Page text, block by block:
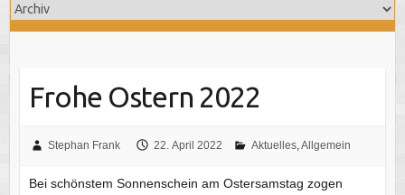
Frohe Ostern 2022
Stephan Frank 22. April 2022 Aktuelles,Allgemein
Bei schönstem Sonnenschein am Ostersamstag zogen